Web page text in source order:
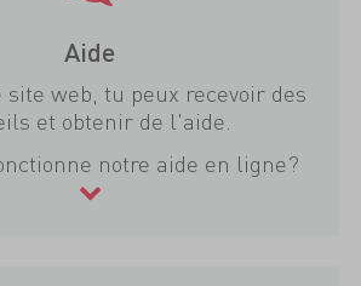
Aide
site web, tu peux recevoir des
et obtenir de l'aide.
notre aide en ligne?